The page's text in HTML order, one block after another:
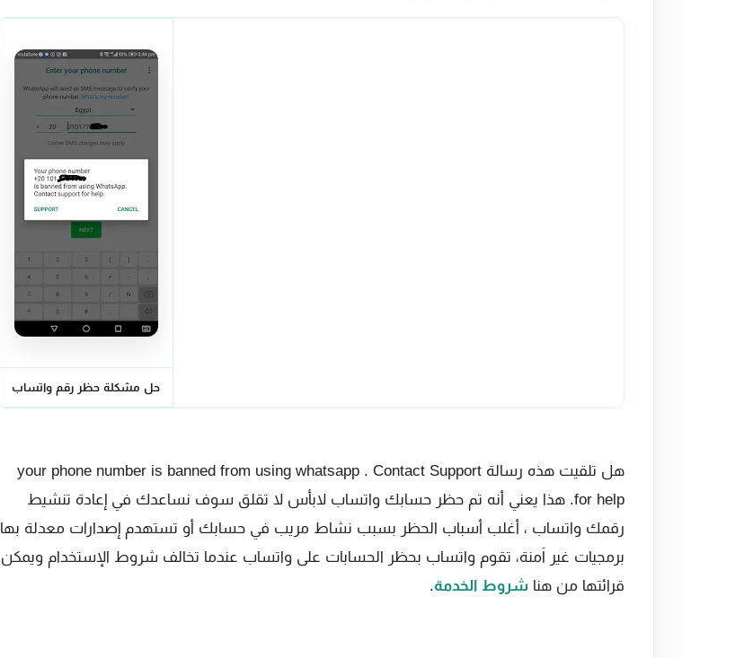
حل مشكلة حظر رقم واتساب
هل تلقيت هذه رسالة your phone number is banned from using whatsapp . Contact Support
for help. هذا يعني أنه تم حظر حسابك واتساب لابأس لا تقلق سوف نساعدك في إعادة تنشيط
رقمك واتساب ، أغلب أسباب الحظر بسبب نشاط مريب في حسابك أو تستهدم إصدارات معدلة بها
برمجيات غير اَمنة، تقوم واتساب بحظر الحسابات على واتساب عندما تخالف شروط الإستخدام ويمكن
قرائتها من هنا شروط الخدمة.